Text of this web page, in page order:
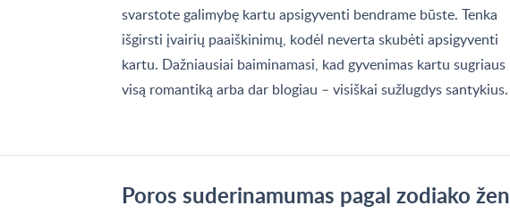
svarstote galimybę kartu apsigyventi bendrame būste. Tenka
išgirsti įvairių paaiškinimų, kodėl neverta skubėti apsigyventi
kartu. Dažniausiai baiminamasi, kad gyvenimas kartu sugriaus
visą romantiką arba dar blogiau – visiškai sužlugdys santykius.
Poros suderinamumas pagal zodiako